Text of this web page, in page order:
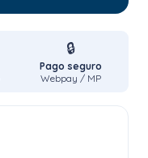
🔒
Pago seguro
Webpay / MP